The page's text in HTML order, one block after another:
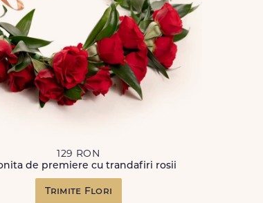
129 RON
de premiere cu trandafiri rosii
Trimite Flori